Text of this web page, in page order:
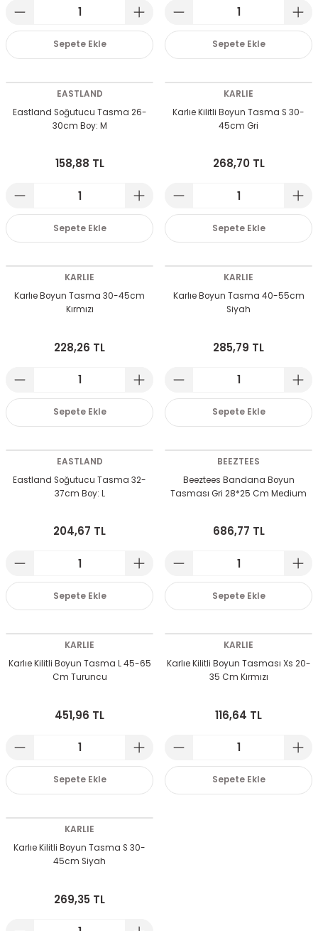
Sepete Ekle Sepete Ekle
EASTLAND
Eastland Soğutucu Tasma 26-
30cm Boy: M
158,88 TL
Sepete Ekle
KARLIE
Karlıe Kilitli Boyun Tasma S 30-
45cm Gri
268,70 TL
Sepete Ekle
KARLIE
Karlıe Boyun Tasma 30-45cm
Kırmızı
228,26 TL
Sepete Ekle
KARLIE
Karlıe Boyun Tasma 40-55cm
Siyah
285,79 TL
Sepete Ekle
EASTLAND
Eastland Soğutucu Tasma 32-
37cm Boy: L
204,67 TL
Sepete Ekle
BEEZTEES
Beeztees Bandana Boyun
Tasması Gri 28*25 Cm Medium
686,77 TL
Sepete Ekle
KARLIE
Karlıe Kilitli Boyun Tasma L 45-65
Cm Turuncu
451,96 TL
Sepete Ekle
KARLIE
Karlıe Kilitli Boyun Tasması Xs 20-
35 Cm Kırmızı
116,64 TL
Sepete Ekle
KARLIE
Karlıe Kilitli Boyun Tasma S 30-
45cm Siyah
269,35 TL